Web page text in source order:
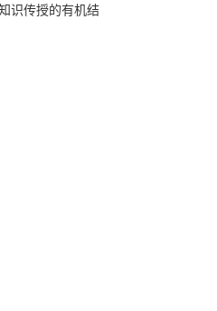
识传授的有机结